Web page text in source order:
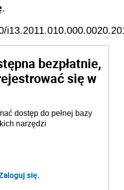
bezpłatnie,
się w
dostęp do pełnej bazy
narzędzi
się.